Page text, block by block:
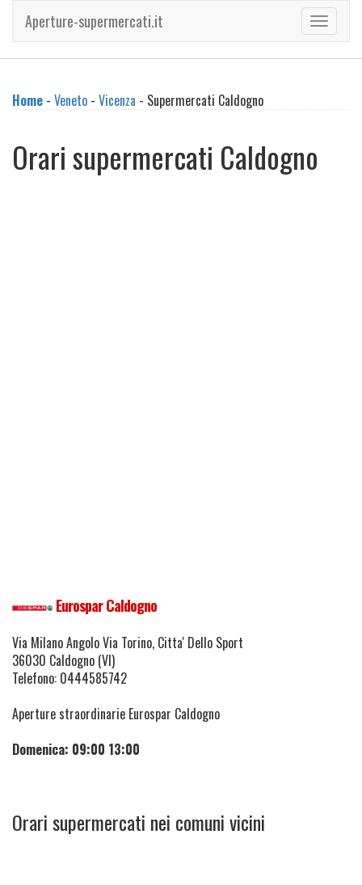
Toggle
Aperture-supermercati.it
Home - Veneto - Vicenza - Supermercati Caldogno
Orari supermercati Caldogno
Eurospar Caldogno
Via Milano Angolo Via Torino, Citta' Dello Sport
36030 Caldogno (VI)
Telefono: 0444585742
Aperture straordinarie Eurospar Caldogno
Domenica: 09:00 13:00
Orari supermercati nei comuni vicini